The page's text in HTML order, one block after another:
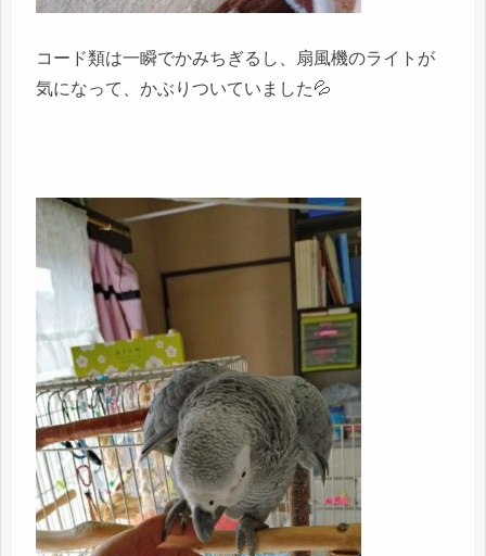
コード類は一瞬でかみちぎるし、扇風機のライトが
気になって、かぶりついていました💦